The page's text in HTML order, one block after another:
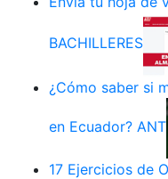
BACHILLERES
¿Cómo saber si
en Ecuador? ANT
17 Ejercicios de